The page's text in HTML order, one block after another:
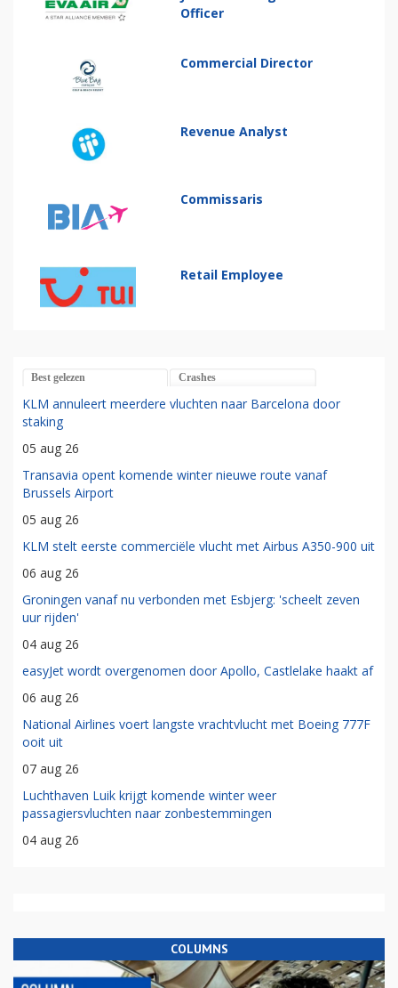
Officer
Commercial Director
Revenue Analyst
Commissaris
Retail Employee
Best gelezen Crashes
KLM annuleert meerdere vluchten naar Barcelona door
staking
05 aug 26
Transavia opent komende winter nieuwe route vanaf
Brussels Airport
05 aug 26
KLM stelt eerste commerciële vlucht met Airbus A350-900 uit
06 aug 26
Groningen vanaf nu verbonden met Esbjerg: 'scheelt zeven
uur rijden'
04 aug 26
easyJet wordt overgenomen door Apollo, Castlelake haakt af
06 aug 26
National Airlines voert langste vrachtvlucht met Boeing 777F
ooit uit
07 aug 26
Luchthaven Luik krijgt komende winter weer
passagiersvluchten naar zonbestemmingen
04 aug 26
COLUMNS